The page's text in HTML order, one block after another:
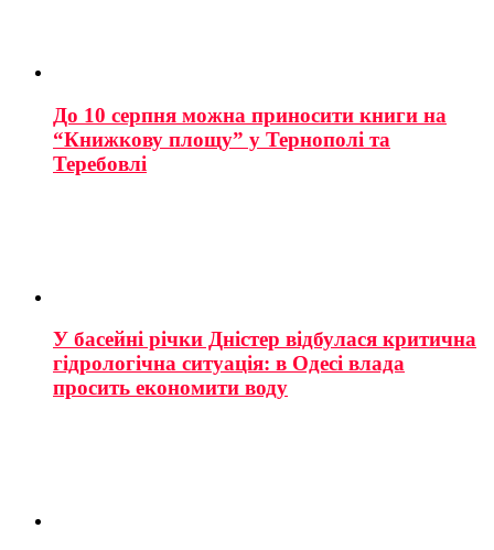
До 10 серпня можна приносити книги на
“Книжкову площу” у Тернополі та
Теребовлі
У басейні річки Дністер відбулася критична
гідрологічна ситуація: в Одесі влада
просить економити воду